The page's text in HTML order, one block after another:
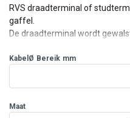
RVS draadterminal of
gaffel.
De draadterminal wordt
met gaffel.
Uiteraard kan Mennens rvs
KabelØ Bereik mm
Maat